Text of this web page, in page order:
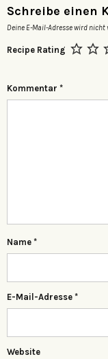
Schreibe einen
Deine E-Mail-Adresse wird
Recipe Rating
Kommentar *
Name *
E-Mail-Adresse *
Website